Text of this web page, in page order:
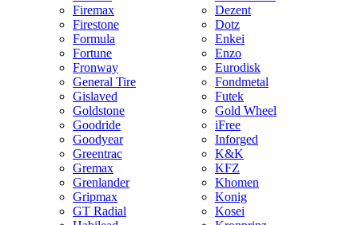
Firemax
Firestone
Formula
Fortune
Fronway
General Tire
Gislaved
Goldstone
Goodride
Goodyear
Greentrac
Gremax
Grenlander
Gripmax
GT Radial
Dezent
Dotz
Enkei
Enzo
Eurodisk
Fondmetal
Futek
Gold Wheel
iFree
Inforged
K&K
KFZ
Khomen
Konig
Kosei